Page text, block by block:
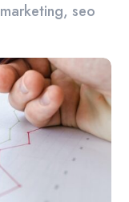
marketing, seo